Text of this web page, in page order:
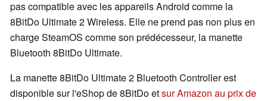
pas compatible avec les appareils Android comme la
8BitDo Ultimate 2 Wireless. Elle ne prend pas non plus en
charge SteamOS comme son prédécesseur, la manette
Bluetooth 8BitDo Ultimate.
La manette 8BitDo Ultimate 2 Bluetooth Controller est
disponible sur l'eShop de 8BitDo etsur Amazon au prix de